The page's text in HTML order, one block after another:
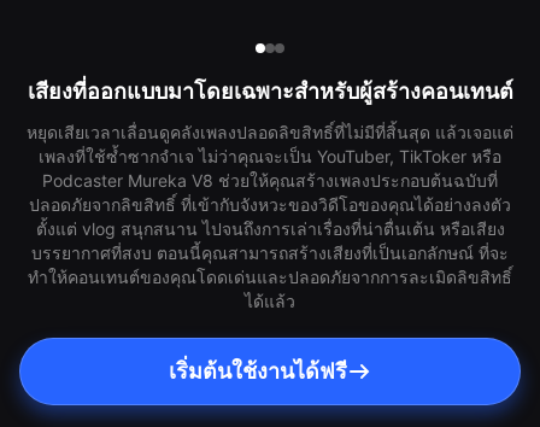
เสียงที่ออกแบบมาโดยเฉพาะสำหรับผู้สร้างคอนเทนต์
หยุดเสียเวลาเลื่อนดูคลังเพลงปลอดลิขสิทธิ์ที่ไม่มีที่สิ้นสุด แล้วเจอแต่
เพลงที่ใช้ซ้ำซากจำเจ ไม่ว่าคุณจะเป็น YouTuber, TikToker หรือ
Podcaster Mureka V8 ช่วยให้คุณสร้างเพลงประกอบต้นฉบับที่
ปลอดภัยจากลิขสิทธิ์ ที่เข้ากับจังหวะของวิดีโอของคุณได้อย่างลงตัว
ตั้งแต่ vlog สนุกสนาน ไปจนถึงการเล่าเรื่องที่น่าตื่นเต้น หรือเสียง
บรรยากาศที่สงบ ตอนนี้คุณสามารถสร้างเสียงที่เป็นเอกลักษณ์ ที่จะ
ทำให้คอนเทนต์ของคุณโดดเด่นและปลอดภัยจากการละเมิดลิขสิทธิ์
ได้แล้ว
เริ่มต้นใช้งานได้ฟรี